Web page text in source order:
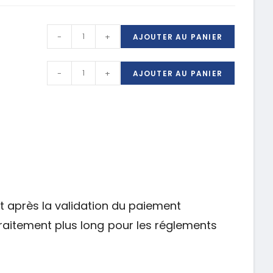
- + AJOUTER AU PANIER
- + AJOUTER AU PANIER
après la validation du paiement
plus long pour les réglements